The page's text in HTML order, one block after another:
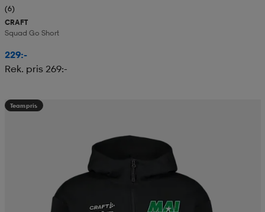
(6)
CRAFT
Squad Go Short
229:-
Rek. pris 269:-
Teampris